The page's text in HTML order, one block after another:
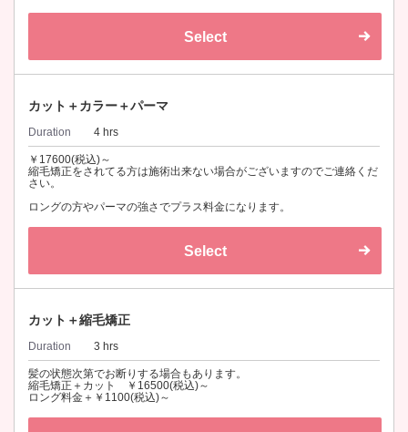
Select
カット＋カラー＋パーマ
Duration 4 hrs
￥17600(税込)～
縮毛矯正をされてる方は施術出来ない場合がございますのでご連絡くだ
さい。
ロングの方やパーマの強さでプラス料金になります。
Select
カット＋縮毛矯正
Duration 3 hrs
髪の状態次第でお断りする場合もあります。
縮毛矯正＋カット ￥16500(税込)～
ロング料金＋￥1100(税込)～